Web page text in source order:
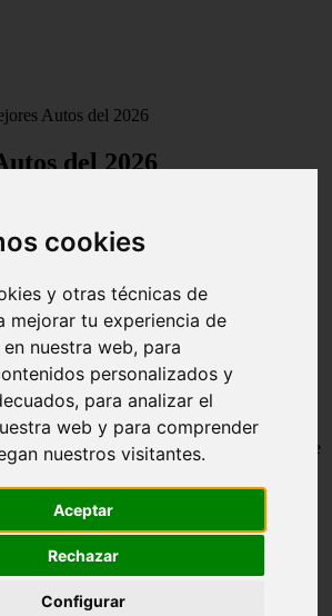
cookies
y otras técnicas de
mejorar tu experiencia de
nuestra web, para
personalizados y
para analizar el
web y para comprender
nuestros visitantes.
Aceptar
Rechazar
Configurar
Autos del 2026
del 2026
de autosse exhibieron los
de vehículos que serán parte del mercado
y a pesar de las épocas de crisis que vive
se lucieron como nunca antes se
en realidad se trató de exposiciones que
lo que pueden comprar aquellos a los
afectan – o sea los más ricos -, lo cierto es
apreciar
este próximo año para todos nosotros.